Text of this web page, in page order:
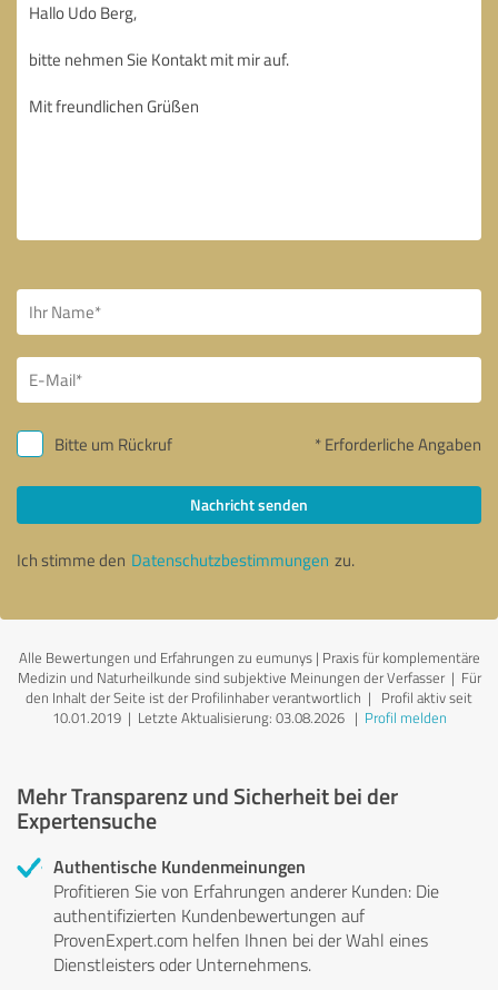
Bitte um Rückruf * Erforderliche Angaben
Nachricht senden
Ich stimme den Datenschutzbestimmungen zu.
Alle Bewertungen und Erfahrungen zu eumunys | Praxis für komplementäre
Medizin und Naturheilkunde sind subjektive Meinungen der Verfasser | Für
den Inhalt der Seite ist der Profilinhaber verantwortlich | Profil aktiv seit
10.01.2019 | Letzte Aktualisierung: 03.08.2026| Profil melden
Mehr Transparenz und Sicherheit bei der
Expertensuche
Authentische Kundenmeinungen
Profitieren Sie von Erfahrungen anderer Kunden: Die
authentifizierten Kundenbewertungen auf
ProvenExpert.com helfen Ihnen bei der Wahl eines
Dienstleisters oder Unternehmens.